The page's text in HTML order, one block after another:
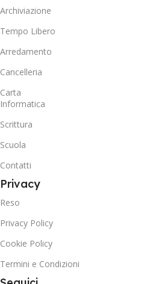
Archiviazione
Tempo Libero
Arredamento
Cancelleria
Carta
Informatica
Scrittura
Scuola
Contatti
Privacy
Reso
Privacy Policy
Cookie Policy
Termini e Condizioni